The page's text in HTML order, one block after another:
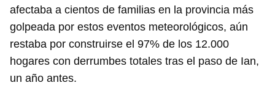
INICIAR SESIÓN CANCELAR
afectaba a cientos de familias en la provincia más
golpeada por estos eventos meteorológicos, aún
restaba por construirse el 97% de los 12.000
hogares con derrumbes totales tras el paso de Ian,
un año antes.